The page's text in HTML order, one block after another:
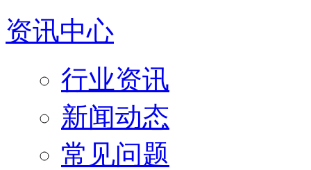
资讯中心
行业资讯
新闻动态
常见问题